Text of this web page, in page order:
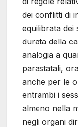
dei conflitti di
equilibrata dei
durata della
analogia a
parastatali,
anche per le
entrambi i
almeno nella
negli organi